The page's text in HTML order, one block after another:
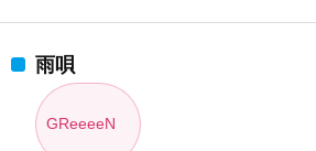
雨唄
GReeeeN